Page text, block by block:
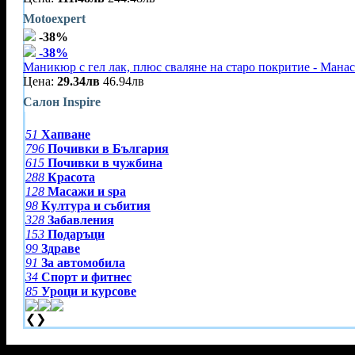
Motoexpert
-38%
-38%
Маникюр с гел лак, плюс сваляне на старо покритие -
Цена: 29.34лв 46.94лв
Салон Inspire
51 Хапване
796 Почивки в България
615 Почивки в чужбина
288 Красота
128 Масажи и spa
98 Култура и събития
328 Забавления
153 Подаръци
99 Здраве
91 За автомобила
34 Спорт и фитнес
85 Уроци и курсове
❮ ❯